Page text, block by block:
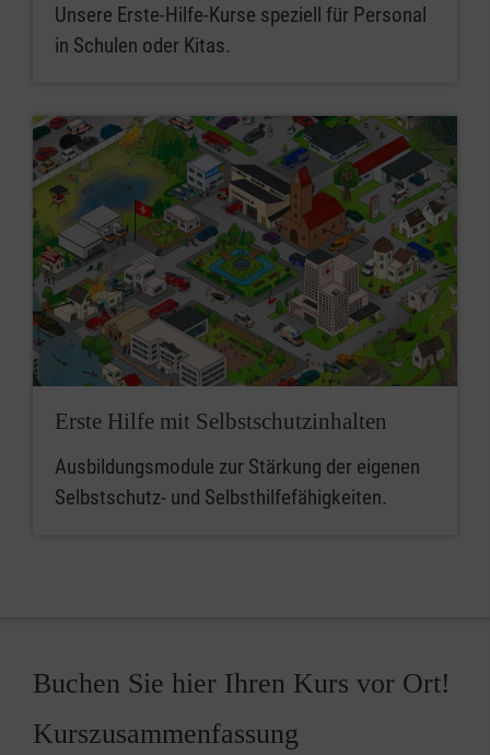
Unsere Erste-Hilfe-Kurse speziell für Personal
in Schulen oder Kitas.
Erste Hilfe mit Selbstschutzinhalten
Ausbildungsmodule zur Stärkung der eigenen
Selbstschutz- und Selbsthilfefähigkeiten.
Buchen Sie hier Ihren Kurs vor Ort!
Kurszusammenfassung